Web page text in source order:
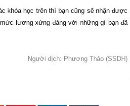
khóa học trên thì bạn cũng sẽ nhận được
lương xứng đáng với những gì bạn đã
Người dịch: Phương Thảo (SSDH)